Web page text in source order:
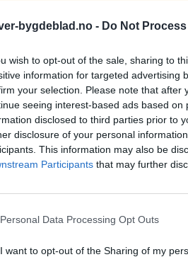
bygdeblad.no - Do Not
wish to opt-out of the sale, sharing to
information for targeted advertising
your selection. Please note that
seeing interest-based ads based
disclosed to third parties prior to
disclosure of your personal
This information may also be
Participants that may further
Personal Data Processing Opt Outs
I want to opt-out of the Sharing of my